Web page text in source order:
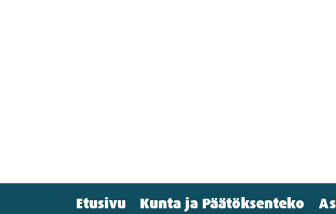
Etusivu Kunta ja Päätöksenteko